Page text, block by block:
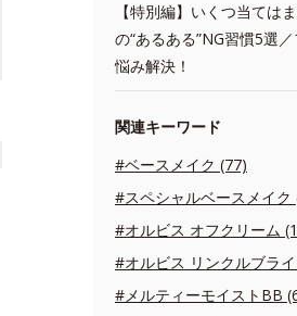
【特別編】いくつ当ては
の“あるある”NG習慣5選
悩み解決！
関連キーワード
#ベースメイク (77)
#スペシャルベースメイク
#オルビス オフクリーム
#オルビス リンクルブラ
#メルティーモイストBB